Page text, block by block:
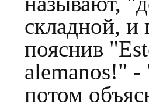
складной, и
пояснив
alemanos!"
потом